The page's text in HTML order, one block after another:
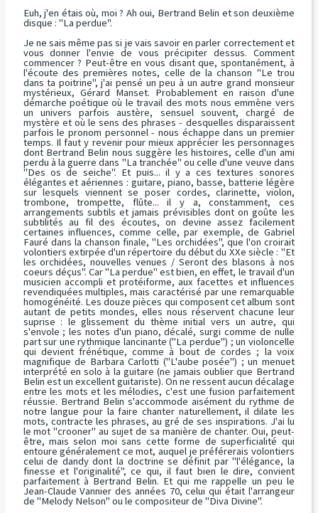
Euh, j'en étais où, moi ? Ah oui, Bertrand Belin et son deuxième
disque : "La perdue".
Je ne sais même pas si je vais savoir en parler correctement et
vous donner l'envie de vous précipiter dessus. Comment
commencer ? Peut-être en vous disant que, spontanément, à
l'écoute des premières notes, celle de la chanson "Le trou
dans ta poitrine", j'ai pensé un peu à un autre grand monsieur
mystérieux, Gérard Manset. Probablement en raison d'une
démarche poétique où le travail des mots nous emmène vers
un univers parfois austère, sensuel souvent, chargé de
mystère et où le sens des phrases - desquelles disparaissent
parfois le pronom personnel - nous échappe dans un premier
temps. Il faut y revenir pour mieux apprécier les personnages
dont Bertrand Belin nous suggère les histoires, celle d'un ami
perdu à la guerre dans "La tranchée" ou celle d'une veuve dans
"Des os de seiche". Et puis... il y a ces textures sonores
élégantes et aériennes : guitare, piano, basse, batterie légère
sur lesquels viennent se poser cordes, clarinette, violon,
trombone, trompette, flûte... il y a, constamment, ces
arrangements subtils et jamais prévisibles dont on goûte les
subtilités au fil des écoutes, on devine assez facilement
certaines influences, comme celle, par exemple, de Gabriel
Fauré dans la chanson finale, "Les orchidées", que l'on croirait
volontiers extirpée d'un répertoire du début du XXe siècle : "Et
les orchidées, nouvelles venues / Seront des blasons à nos
coeurs déçus". Car "La perdue" est bien, en effet, le travail d'un
musicien accompli et protéiforme, aux facettes et influences
revendiquées multiples, mais caractérisé par une remarquable
homogénéité. Les douze pièces qui composent cet album sont
autant de petits mondes, elles nous réservent chacune leur
suprise : le glissement du thème initial vers un autre, qui
s'envole ; les notes d'un piano, décalé, surgi comme de nulle
part sur une rythmique lancinante ("La perdue") ; un violoncelle
qui devient frénétique, comme à bout de cordes ; la voix
magnifique de Barbara Carlotti ("L'aube posée") ; un menuet
interprété en solo à la guitare (ne jamais oublier que Bertrand
Belin est un excellent guitariste). On ne ressent aucun décalage
entre les mots et les mélodies, c'est une fusion parfaitement
réussie. Bertrand Belin s'accommode aisément du rythme de
notre langue pour la faire chanter naturellement, il dilate les
mots, contracte les phrases, au gré de ses inspirations. J'ai lu
le mot "crooner" au sujet de sa manière de chanter. Oui, peut-
être, mais selon moi sans cette forme de superficialité qui
entoure généralement ce mot, auquel je préférerais volontiers
celui dedandydont la doctrine se définit par "l'élégance, la
finesse et l'originalité", ce qui, il faut bien le dire, convient
parfaitement à Bertrand Belin. Et qui me rappelle un peu le
Jean-Claude Vannier des années 70, celui qui était l'arrangeur
de "Melody Nelson" ou le compositeur de "Diva Divine".